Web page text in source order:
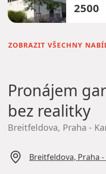
2500
ZOBRAZIT VŠECHNY
Pronájem
bez realitky
Breitfeldova, Praha -
Breitfeldova, Praha